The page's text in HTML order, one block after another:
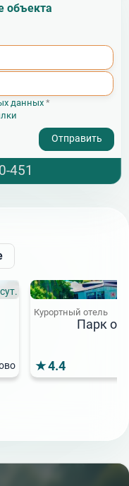
объекта
данных *
451
Курортный отель
Парк
4.4
Золотая